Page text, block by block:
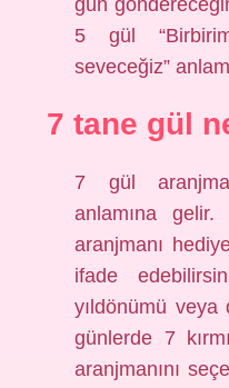
gün
5 gül
seveceğiz”
7 tane gül
7 gül
anlamına
aranjmanı
ifade
yıldönümü veya
günlerde 7
aranjmanını